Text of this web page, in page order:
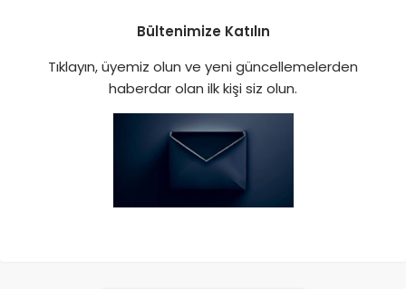
Bültenimize Katılın
Tıklayın, üyemiz olun ve yeni güncellemelerden
haberdar olan ilk kişi siz olun.